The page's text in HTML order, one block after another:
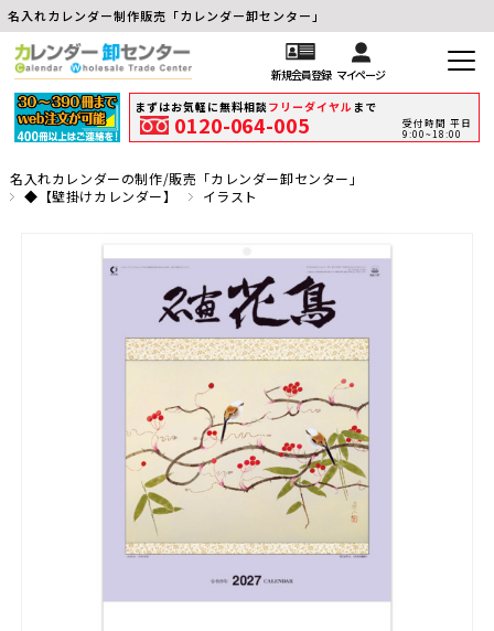
名入れカレンダー制作販売「カレンダー卸センター」
新規会員登録 マイページ
まずはお気軽に無料相談フリーダイヤル まで
0120-064-005
受付時間 平日
9:00~18:00
名入れカレンダーの制作/販売「カレンダー卸センター」
◆【壁掛けカレンダー】
イラスト